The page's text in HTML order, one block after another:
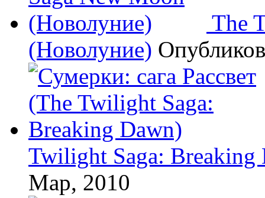
The
(Новолуние)
Twilight Saga: Breaking
Мар, 2010